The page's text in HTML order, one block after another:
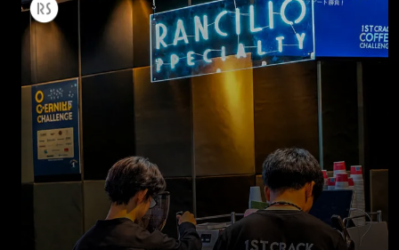
ダウンロード
もっと見る